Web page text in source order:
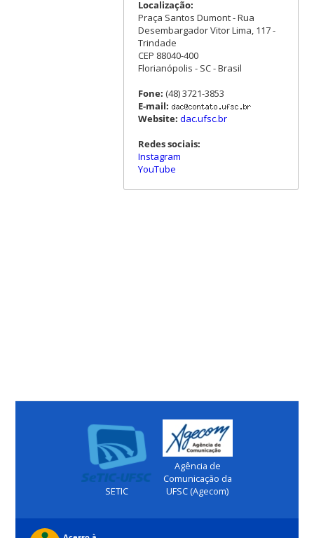
Localização:
Praça Santos Dumont - Rua
Desembargador Vitor Lima, 117 -
Trindade
CEP 88040-400
Florianópolis - SC - Brasil
Fone: (48) 3721-3853
E-mail:
Website: dac.ufsc.br
Redes sociais:
Instagram
YouTube
SETIC
Agência de
Comunicação da
UFSC (Agecom)